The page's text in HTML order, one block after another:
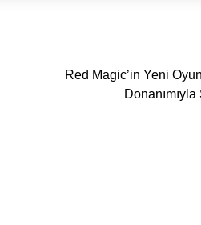
Red Magic’in Yeni